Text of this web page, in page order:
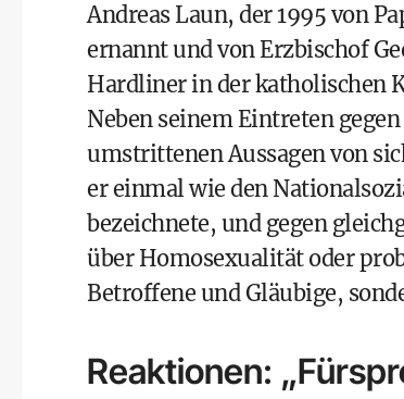
Andreas Laun, der 1995 von
ernannt und von Erzbischof
Hardliner in der katholischen
Neben seinem Eintreten
umstrittenen Aussagen von
er einmal wie den
bezeichnete, und gegen
über Homosexualität oder
Betroffene und Gläubige,
Reaktionen: